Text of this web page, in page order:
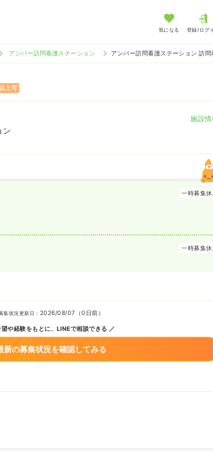
気になる 登録/ログ
アンバー訪問看護ステーション アンバー訪問看護ステーション 訪問
上可
施設情
ン
一時募集休
一時募集休
集状況更新日： 2026/08/07（0日前）
望や経験をもとに、LINEで相談できる
新の募集状況を確認してみる